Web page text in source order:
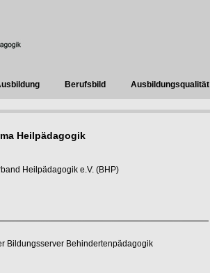
Berufsbild Ausbildungsqualität
Heilpädagogik
Heilpädagogik e.V. (BHP)
Bildungsserver Behindertenpädagogik